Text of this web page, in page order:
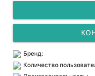
Бренд:
Количество